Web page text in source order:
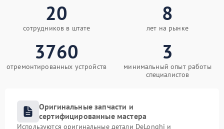
20
сотрудников в штате
8
лет на рынке
3760
отремонтированных устройств
3
минимальный опыт работы
специалистов
Оригинальные запчасти и
сертифицированные мастера
Используются оригинальные детали DeLonghi и